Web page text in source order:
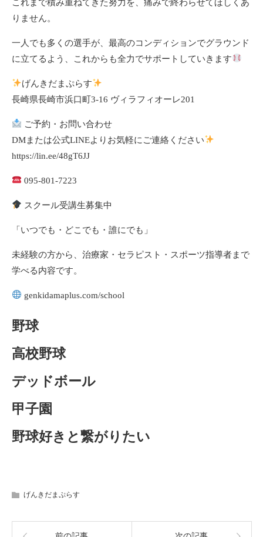
これまで積み重ねてきた努力を、痛みで終わらせてほしくあ
りません。
一人でも多くの選手が、最高のコンディションでグラウンド
に立てるよう、これからも全力でサポートしていきます
げんきだまぷらす
長崎県長崎市浜口町3-16 ヴィラフィオーレ201
ご予約・お問い合わせ
DMまたは公式LINEよりお気軽にご連絡ください
https://lin.ee/48gT6JJ
095-801-7223
スクール受講生募集中
「いつでも・どこでも・誰にでも」
未経験の方から、治療家・セラピスト・スポーツ指導者まで
学べる内容です。
genkidamaplus.com/school
野球
高校野球
デッドボール
甲子園
野球好きと繋がりたい
げんきだまぷらす